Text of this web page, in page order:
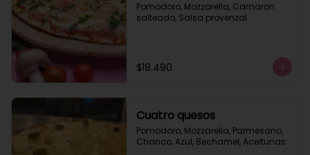
Pomodoro, Mozzarella, Camaron
salteado, Salsa provenzal
$18.490
Cuatro quesos
Pomodoro, Mozzarella, Parmesano,
Chanco, Azul, Bechamel, Aceitunas